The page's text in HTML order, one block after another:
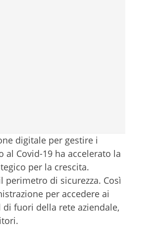
digitale per gestire i
Covid-19 ha accelerato la
per la crescita.
di sicurezza. Così
per accedere ai
fuori della rete aziendale,